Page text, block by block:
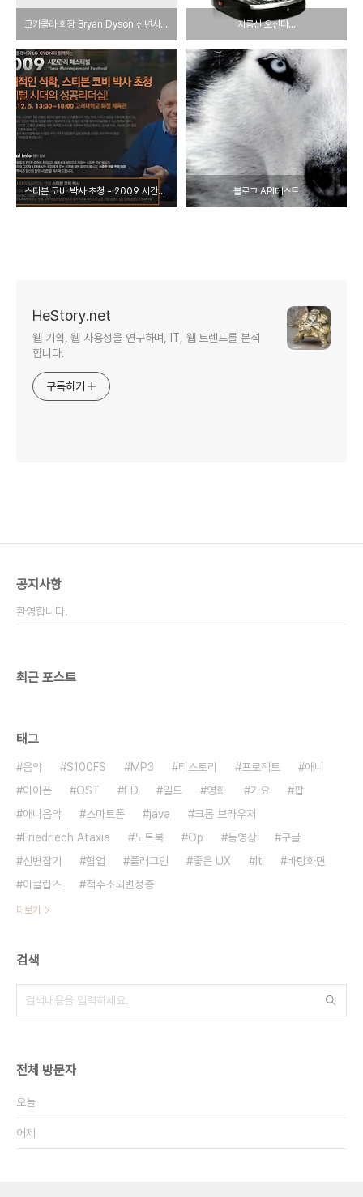
코카콜라 회장 Bryan Dyson 신년사 중 지름신 오신다...
스티븐 코비 박사 초청 - 2009 시간관리 페스티벌 블로그 API테스트
HeStory.net
웹 기획, 웹 사용성을 연구하며, IT, 웹 트렌드를 분석
합니다.
구독하기
공지사항
환영합니다.
최근 포스트
태그
음악 S100FS MP3 티스토리 프로젝트
애니
아이폰
OST ED 일드 영화 가요
팝
애니음악
스마트폰 java
크롬 브라우저
Friedriech Ataxia
노트북 Op 동영상
구글
신변잡기
협업 플러그인 좋은 UX It
바탕화면
이클립스
척수소뇌변성증
더보기
검색
전체 방문자
오늘
어제